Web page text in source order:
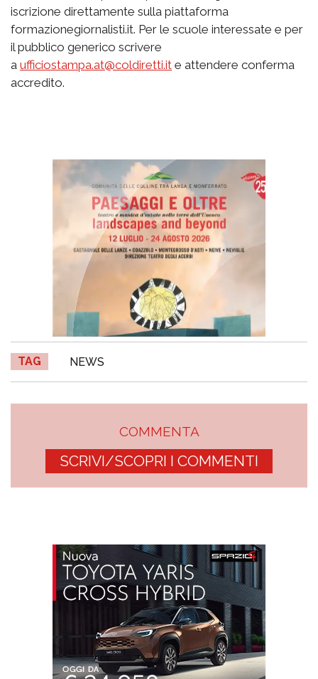
iscrizione direttamente sulla piattaforma
formazionegiornalisti.it. Per le scuole interessate e per
il pubblico generico scrivere
a ufficiostampa.at@coldiretti.it e attendere conferma
accredito.
TAG NEWS
COMMENTA
SCRIVI/SCOPRI I COMMENTI